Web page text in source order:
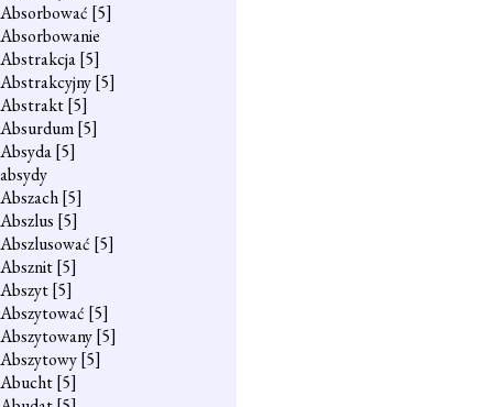
Absorbować [5]
Absorbowanie
Abstrakcja[5]
Abstrakcyjny[5]
Abstrakt[5]
Absurdum[5]
Absyda[5]
absydy
Abszach[5]
Abszlus [5]
Abszlusować [5]
Absznit[5]
Abszyt[5]
Abszytować [5]
Abszytowany[5]
Abszytowy[5]
Abucht[5]